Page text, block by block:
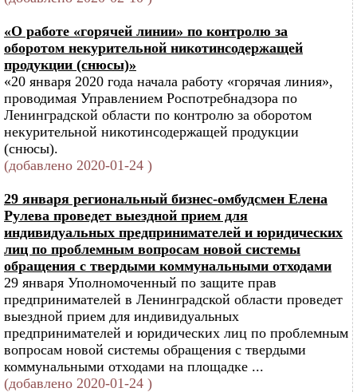
«О работе «горячей линии» по контролю за
оборотом некурительной никотинсодержащей
продукции (снюсы)»
«20 января 2020 года начала работу «горячая линия»,
проводимая Управлением Роспотребнадзора по
Ленинградской области по контролю за оборотом
некурительной никотинсодержащей продукции
(снюсы).
(добавлено 2020-01-24 )
29 января региональный бизнес-омбудсмен Елена
Рулева проведет выездной прием для
индивидуальных предпринимателей и юридических
лиц по проблемным вопросам новой системы
обращения с твердыми коммунальными отходами
29 января Уполномоченный по защите прав
предпринимателей в Ленинградской области проведет
выездной прием для индивидуальных
предпринимателей и юридических лиц по проблемным
вопросам новой системы обращения с твердыми
коммунальными отходами на площадке ...
(добавлено 2020-01-24 )